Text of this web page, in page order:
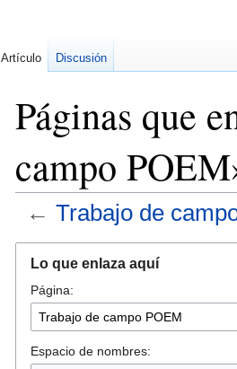
Páginas que
campo
← Trabajo de
navegación
búsqueda
Lo que enlaza aquí
Página:
Espacio de nombres:
Artículo Discusión